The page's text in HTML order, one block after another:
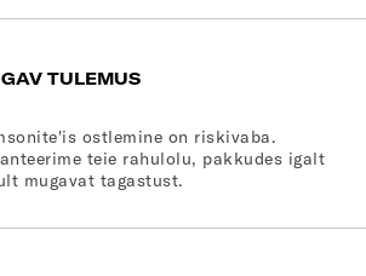
TULEMUS
ostlemine on riskivaba.
teie rahulolu, pakkudes igalt
mugavat tagastust.